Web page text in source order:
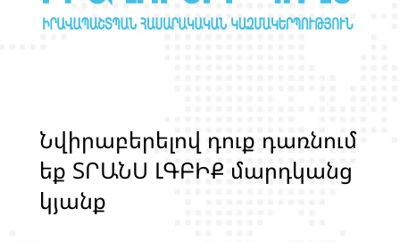
Նվիրաբերելով դոք դառնոմ
եք ՏՐԱՆՍ ԼԳԲԻՔ մարդկանց
կյանք